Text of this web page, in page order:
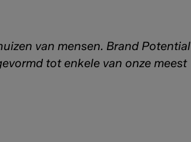
van mensen. Brand Potential
tot enkele van onze meest